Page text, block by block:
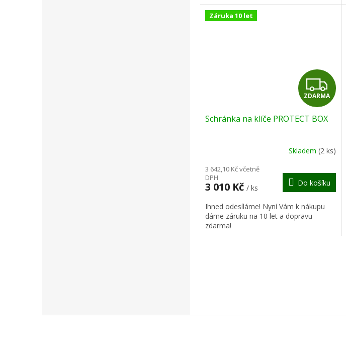
Záruka 10 let
Z
D
A
R
M
A
ZDARMA
Schránka na klíče PROTECT BOX
Skladem (2 ks)
3 642,10 Kč včetně
DPH
3 010 Kč / ks
Do košíku
Ihned odesíláme! Nyní Vám k nákupu
dáme záruku na 10 let a dopravu
zdarma!